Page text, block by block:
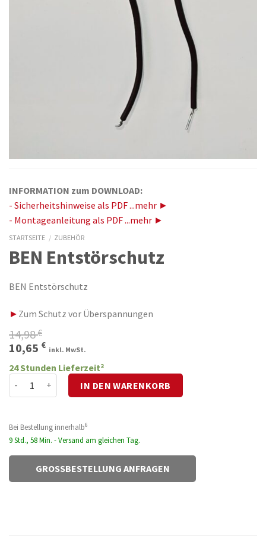
INFORMATION zum DOWNLOAD:
- Sicherheitshinweise als PDF ...mehr ►
- Montageanleitung als PDF ...mehr ►
STARTSEITE / ZUBEHÖR
BEN Entstörschutz
BEN Entstörschutz
► Zum Schutz vor Überspannungen
14,98€
Ursprünglicher
Preis
war:
14,98 €
10,65 €Aktueller
Preis
ist:
10,65 €.
inkl. MwSt.
24 Stunden Lieferzeit²
BEN Entstörschutz MengeIN DEN WARENKORB
Bei Bestellung innerhalb6
9 Std., 58 Min. - Versand am gleichen Tag.
GROSSBESTELLUNG ANFRAGEN